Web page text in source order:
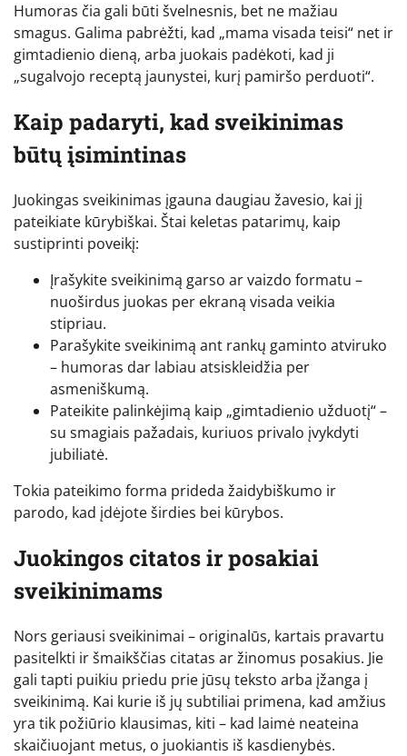
Humoras čia gali būti švelnesnis, bet ne mažiau
smagus. Galima pabrėžti, kad „mama visada teisi“ net ir
gimtadienio dieną, arba juokais padėkoti, kad ji
„sugalvojo receptą jaunystei, kurį pamiršo perduoti“.
Kaip padaryti, kad sveikinimas
būtų įsimintinas
Juokingas sveikinimas įgauna daugiau žavesio, kai jį
pateikiate kūrybiškai. Štai keletas patarimų, kaip
sustiprinti poveikį:
Įrašykite sveikinimą garso ar vaizdo formatu –
nuoširdus juokas per ekraną visada veikia
stipriau.
Parašykite sveikinimą ant rankų gaminto atviruko
– humoras dar labiau atsiskleidžia per
asmeniškumą.
Pateikite palinkėjimą kaip „gimtadienio užduotį“ –
su smagiais pažadais, kuriuos privalo įvykdyti
jubiliatė.
Tokia pateikimo forma prideda žaidybiškumo ir
parodo, kad įdėjote širdies bei kūrybos.
Juokingos citatos ir posakiai
sveikinimams
Nors geriausi sveikinimai – originalūs, kartais pravartu
pasitelkti ir šmaikščias citatas ar žinomus posakius. Jie
gali tapti puikiu priedu prie jūsų teksto arba įžanga į
sveikinimą. Kai kurie iš jų subtiliai primena, kad amžius
yra tik požiūrio klausimas, kiti – kad laimė neateina
skaičiuojant metus, o juokiantis iš kasdienybės.